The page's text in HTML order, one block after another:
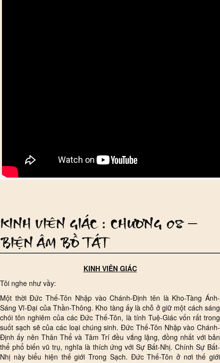
KINH VIÊN GIÁC : CHƯƠNG 08 –
BIỆN ÂM BỒ TÁT
KINH VIÊN GIÁC
Tôi nghe như vầy:
Một thời Đức Thế-Tôn Nhập vào Chánh-Định tên là Kho-Tàng Ánh-
Sáng Vĩ-Đại của Thần-Thông. Kho tàng ấy là chỗ ở giữ một cách sáng
chói tôn nghiêm của các Đức Thế-Tôn, là tính Tuệ-Giác vốn rất trong
suốt sạch sẽ của các loại chúng sinh. Đức Thế-Tôn Nhập vào Chánh-
Định ấy nên Thân Thể và Tâm Trí đều vắng lặng, đồng nhất với bản
thể phổ biến vũ trụ, nghĩa là thích ứng với Sự Bất-Nhị. Chính Sự Bất-
Nhị này biểu hiện thế giới Trong Sạch. Đức Thế-Tôn ở nơi thế giới